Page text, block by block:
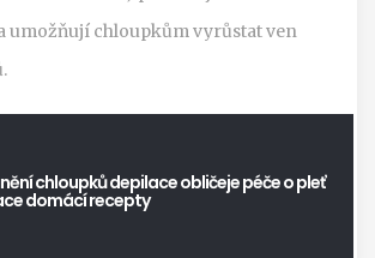
umožňují chloupkům vyrůstat ven
chloupkůdepilace obličejepéče o pleť
domácí recepty